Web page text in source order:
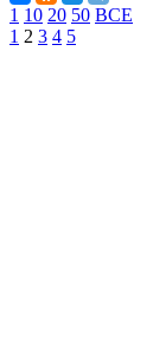
1 10 20 50 ВСЕ
1 2 3 4 5